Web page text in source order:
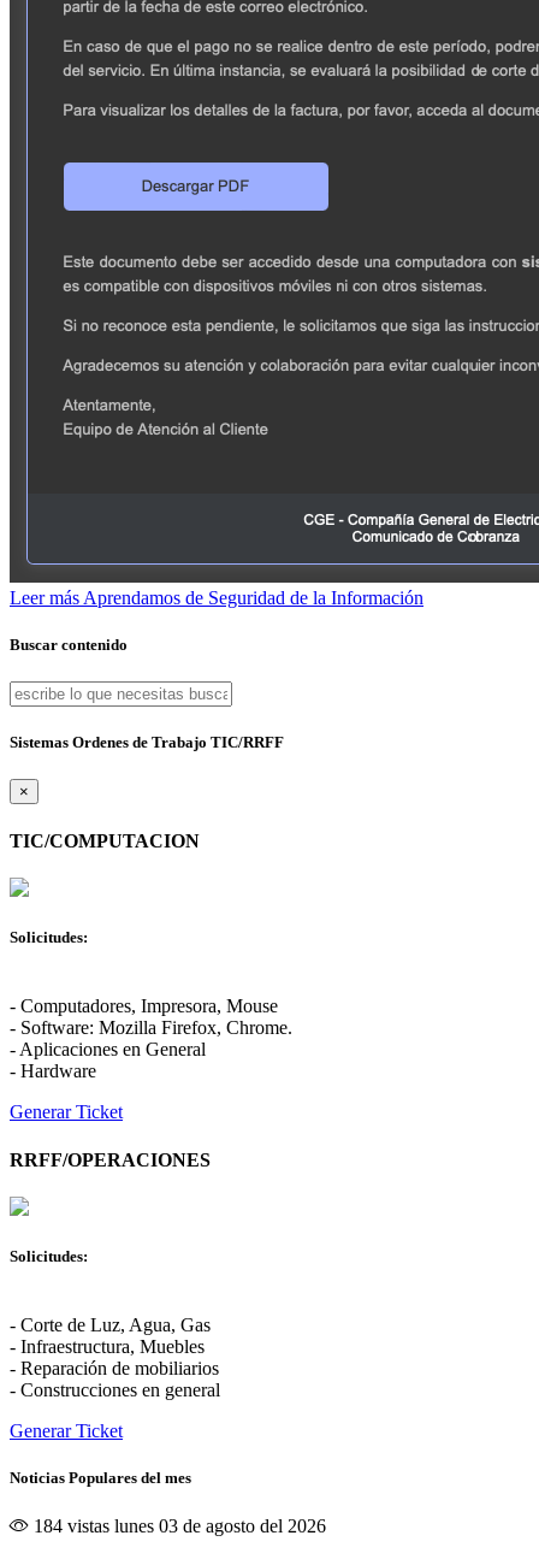
Leer más Aprendamos de Seguridad de la Información
Buscar contenido
Sistemas Ordenes de Trabajo TIC/RRFF
×
TIC/COMPUTACION
Solicitudes:
- Computadores, Impresora, Mouse
- Software: Mozilla Firefox, Chrome.
- Aplicaciones en General
- Hardware
Generar Ticket
RRFF/OPERACIONES
Solicitudes:
- Corte de Luz, Agua, Gas
- Infraestructura, Muebles
- Reparación de mobiliarios
- Construcciones en general
Generar Ticket
Noticias Populares del mes
184 vistas lunes 03 de agosto del 2026